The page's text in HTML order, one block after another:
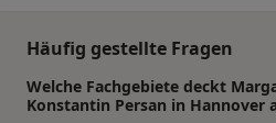
Häufig gestellte Fragen
Welche Fachgebiete deckt
Konstantin Persan in Hannover